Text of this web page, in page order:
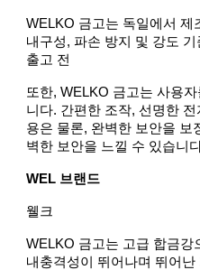
WELKO 금고는 독일에서 제
내구성, 파손 방지 및 강도
출고 전
또한, WELKO 금고는 사용
니다. 간편한 조작, 선명한
용은 물론, 완벽한 보안을 보
벽한 보안을 느낄 수 있습니
WEL 브랜드
웰크
WELKO 금고는 고급 합금강
내충격성이 뛰어나며 뛰어